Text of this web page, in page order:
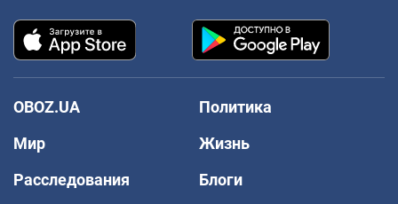
OBOZ.UA
Политика
Мир
Жизнь
Расследования
Блоги